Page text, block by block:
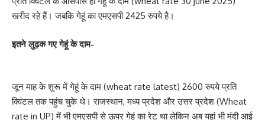
खरीद रहे हैं। जबकि गेहूं का एमएसपी 2425 रुपये है।
इतने लुढ़क गए गेहूं के दाम-
जून माह के शुरू में गेहूं के दाम (wheat rate latest) 2600 रुपये प्रति
क्विंटल तक पहुंच चुके थे। राजस्थान, मध्य प्रदेश और उत्तर प्रदेश (Wheat
rate in UP) में भी एमएसपी से ऊपर गेहूं का रेट था लेकिन अब यहां भी मंदी आई